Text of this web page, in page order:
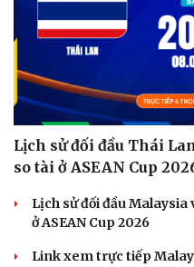
Lịch sử đối đầu Thái
so tài ở ASEAN Cup
Lịch sử đối đầu
ở ASEAN Cup 2026
Link xem trực tiếp